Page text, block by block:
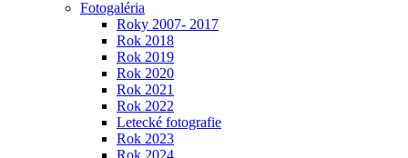
Fotogaléria
Roky 2007- 2017
Rok 2018
Rok 2019
Rok 2020
Rok 2021
Rok 2022
Letecké fotografie
Rok 2023
Rok 2024